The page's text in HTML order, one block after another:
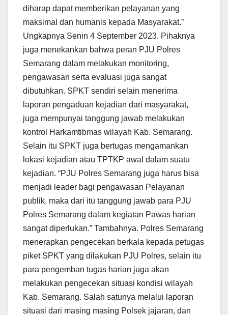
diharap dapat memberikan pelayanan yang
maksimal dan humanis kepada Masyarakat.”
Ungkapnya Senin 4 September 2023. Pihaknya
juga menekankan bahwa peran PJU Polres
Semarang dalam melakukan monitoring,
pengawasan serta evaluasi juga sangat
dibutuhkan. SPKT sendiri selain menerima
laporan pengaduan kejadian dari masyarakat,
juga mempunyai tanggung jawab melakukan
kontrol Harkamtibmas wilayah Kab. Semarang.
Selain itu SPKT juga bertugas mengamankan
lokasi kejadian atau TPTKP awal dalam suatu
kejadian. “PJU Polres Semarang juga harus bisa
menjadi leader bagi pengawasan Pelayanan
publik, maka dari itu tanggung jawab para PJU
Polres Semarang dalam kegiatan Pawas harian
sangat diperlukan.” Tambahnya. Polres Semarang
menerapkan pengecekan berkala kepada petugas
piket SPKT yang dilakukan PJU Polres, selain itu
para pengemban tugas harian juga akan
melakukan pengecekan situasi kondisi wilayah
Kab. Semarang. Salah satunya melalui laporan
situasi dari masing masing Polsek jajaran, dan